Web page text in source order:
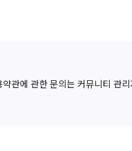
관에 관한 문의는 커뮤니티 관